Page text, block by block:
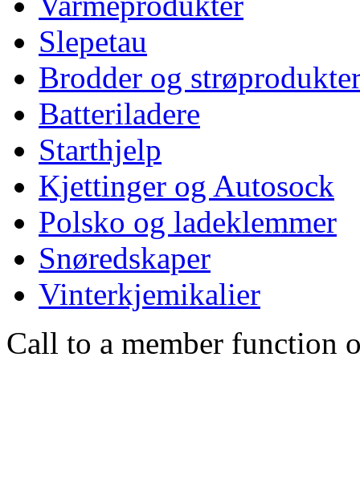
Slepetau
Brodder og
Batteriladere
Starthjelp
Kjettinger og Autosock
Polsko og ladeklemmer
Snøredskaper
Vinterkjemikalier
Call to a member function